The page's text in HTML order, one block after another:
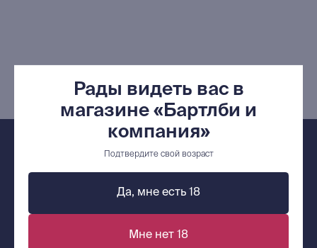
Рады видеть вас в
магазине «Бартлби и
компания»
Подтвердите свой возраст
Да, мне есть 18
Мне нет 18
+7 (921) 636-19-84
bartleby.sales@gmail.com
Сообщество ВКонтакте